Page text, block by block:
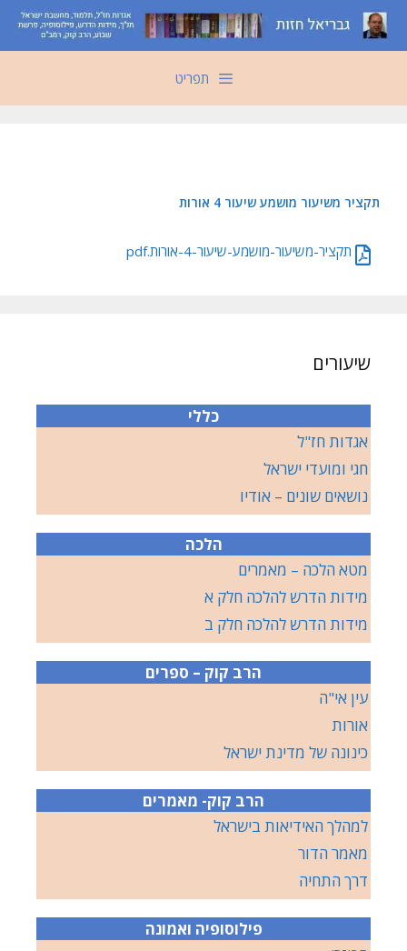
לדלג
לתוכן
תפריט
תקציר משיעור מושמע שיעור 4 אורות
תקציר-משיעור-מושמע-שיעור-4-אורות.pdf
שיעורים
כללי
אגדות חז"ל
חגי ומועדי ישראל
נושאים שונים – אודיו
הלכה
מטא הלכה – מאמרים
מידות הדרש להלכה חלק א
מידות הדרש להלכה חלק ב
הרב קוק – ספרים
עין אי"ה
אורות
כינונה של מדינת ישראל
הרב קוק- מאמרים
למהלך האידיאות בישראל
מאמר הדור
דרך התחיה
פילוסופיה ואמונה